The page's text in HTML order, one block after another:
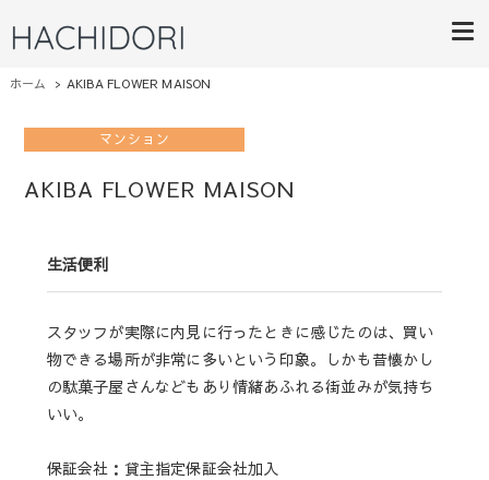
HACHIDORI
ライフスタイルにあったご提案
ホーム AKIBA FLOWER MAISON
マンション
AKIBA FLOWER MAISON
生活便利
スタッフが実際に内見に行ったときに感じたのは、買い
物できる場所が非常に多いという印象。しかも昔懐かし
の駄菓子屋さんなどもあり情緒あふれる街並みが気持ち
いい。
保証会社：貸主指定保証会社加入